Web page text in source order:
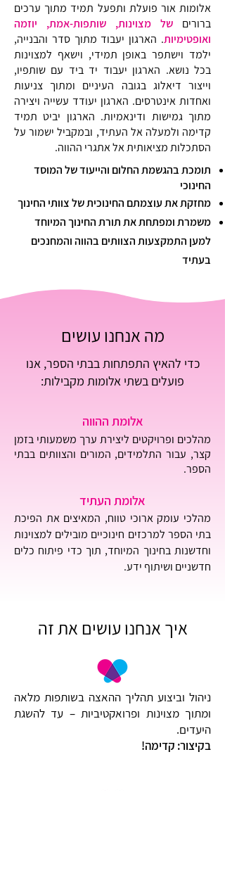
אלומות אור פועלת ותפעל תמיד מתוך ערכים
ברורים של מצוינות, שותפות-אמת, יוזמה
ואופטימיות. הארגון יעבוד מתוך סדר והבנייה,
ילמד וישתפר באופן תמידי, וישאף למצוינות
בכל נושא. הארגון יעבוד יד ביד עם שותפיו,
וייצור דיאלוג בגובה העיניים ומתוך צניעות
ואחדות אינטרסים. הארגון יעודד עשייה ויצירה
מתוך גמישות ודינאמיות. הארגון יביט תמיד
קדימה ולמעלה אל העתיד, ובמקביל ישמור על
הסתכלות מציאותית אל אתגרי ההווה.
תומכת בהגשמת החלום והייעוד של המוסד
החינוכי
מחזקת את עוצמתם החינוכית של צוותי החינוך
משמרת ומפתחת את תורת החינוך המיוחד
למען התמקצעות הצוותים בהווה והמחנכים
בעתיד
מה אנחנו עושים
כדי להאיץ התפתחות בבתי הספר, אנו
פועלים בשתי אלומות מקבילות:
אלומת ההווה
מהלכים ופרויקטים ליצירת ערך משמעותי בזמן
קצר, עבור התלמידים, המורים והצוותים בבתי
הספר.
אלומת העתיד
מהלכי עומק ארוכי טווח, המאיצים את הפיכת
בתי הספר למרכזים חינוכיים מובילים למצוינות
וחדשנות בחינוך המיוחד, תוך כדי פיתוח כלים
חדשניים ושיתוף ידע.
איך אנחנו עושים את זה
ניהול וביצוע תהליך ההאצה בשותפות מלאה
ומתוך מצוינות ופרואקטיביות – עד להשגת
היעדים.
בקיצור: קדימה!